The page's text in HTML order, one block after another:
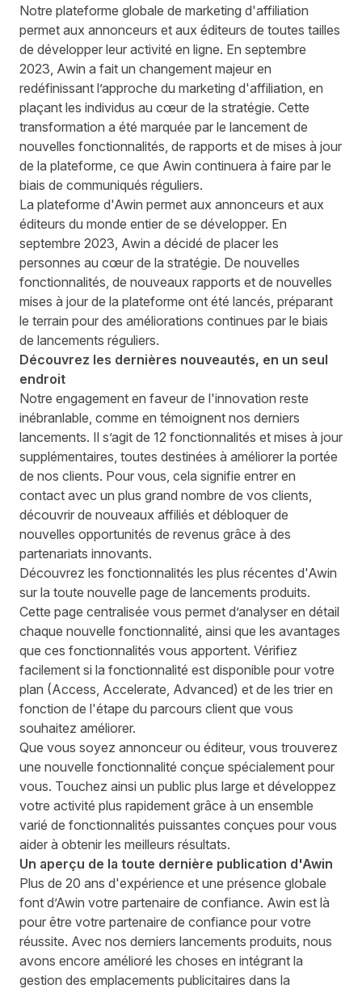
Notre plateforme globale de marketing d'affiliation
permet aux annonceurs et aux éditeurs de toutes tailles
de développer leur activité en ligne. En septembre
2023, Awin a fait un changement majeur en
redéfinissant l’approche du marketing d'affiliation, en
plaçant les individus au cœur de la stratégie. Cette
transformation a été marquée par le lancement de
nouvelles fonctionnalités, de rapports et de mises à jour
de la plateforme, ce que Awin continuera à faire par le
biais de communiqués réguliers.
La plateforme d'Awin permet aux annonceurs et aux
éditeurs du monde entier de se développer. En
septembre 2023, Awin a décidé de placer les
personnes au cœur de la stratégie. De nouvelles
fonctionnalités, de nouveaux rapports et de nouvelles
mises à jour de la plateforme ont été lancés, préparant
le terrain pour des améliorations continues par le biais
de lancements réguliers.
Découvrez les dernières nouveautés, en un seul
endroit
Notre engagement en faveur de l'innovation reste
inébranlable, comme en témoignent nos derniers
lancements. Il s’agit de 12 fonctionnalités et mises à jour
supplémentaires, toutes destinées à améliorer la portée
de nos clients. Pour vous, cela signifie entrer en
contact avec un plus grand nombre de vos clients,
découvrir de nouveaux affiliés et débloquer de
nouvelles opportunités de revenus grâce à des
partenariats innovants.
Découvrez les fonctionnalités les plus récentes d'Awin
sur la toute nouvelle page de lancements produits.
Cette page centralisée vous permet d’analyser en détail
chaque nouvelle fonctionnalité, ainsi que les avantages
que ces fonctionnalités vous apportent. Vérifiez
facilement si la fonctionnalité est disponible pour votre
plan (Access, Accelerate, Advanced) et de les trier en
fonction de l'étape du parcours client que vous
souhaitez améliorer.
Que vous soyez annonceur ou éditeur, vous trouverez
une nouvelle fonctionnalité conçue spécialement pour
vous. Touchez ainsi un public plus large et développez
votre activité plus rapidement grâce à un ensemble
varié de fonctionnalités puissantes conçues pour vous
aider à obtenir les meilleurs résultats.
Un aperçu de la toute dernière publication d'Awin
Plus de 20 ans d'expérience et une présence globale
font d’Awin votre partenaire de confiance. Awin est là
pour être votre partenaire de confiance pour votre
réussite. Avec nos derniers lancements produits, nous
avons encore amélioré les choses en intégrant la
gestion des emplacements publicitaires dans la